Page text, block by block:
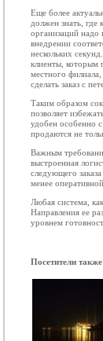
Еще более
должен знать, где
организаций надо
внедрении
нескольких
клиенты, которым
местного
сделать заказ с
Таким образом
позволяет
удобен особенно
продаются не
Важным
выстроенная
следующего
менее
Любая система,
Направления ее
уровнем
Посетители